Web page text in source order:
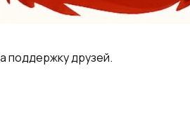
поддержку друзей.